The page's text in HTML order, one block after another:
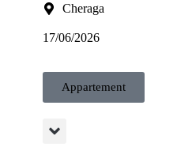
Cheraga
17/06/2026
Appartement